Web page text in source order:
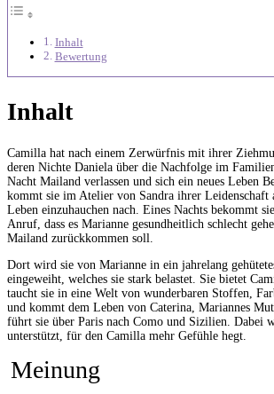
Inhalt
Bewertung
Inhalt
Camilla hat nach einem Zerwürfnis mit ihrer
deren Nichte Daniela über die Nachfolge im
Nacht Mailand verlassen und sich ein neues Leben
kommt sie im Atelier von Sandra ihrer Leidenschaft
Leben einzuhauchen nach. Eines Nachts bekommt
Anruf, dass es Marianne gesundheitlich schlecht
Mailand zurückkommen soll.
Dort wird sie von Marianne in ein jahrelang
eingeweiht, welches sie stark belastet. Sie bietet
taucht sie in eine Welt von wunderbaren Stoffen,
und kommt dem Leben von Caterina, Mariannes
führt sie über Paris nach Como und Sizilien. Dabei
unterstützt, für den Camilla mehr Gefühle hegt.
Meinung